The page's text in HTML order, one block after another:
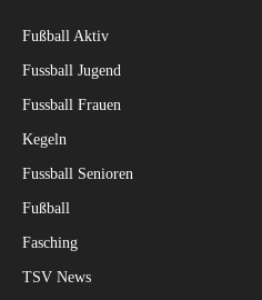
Fußball Aktiv
Fussball Jugend
Fussball Frauen
Kegeln
Fussball Senioren
Fußball
Fasching
TSV News